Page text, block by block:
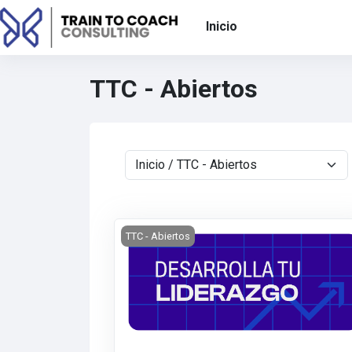
Saltar al contenido principal
Inicio
TTC - Abiertos
Categorías
Entrenamiento: NEAPCO 2025
TTC - Abiertos